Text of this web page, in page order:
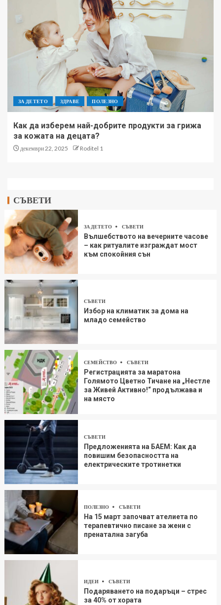
ЗА ДЕТЕТО ЗДРАВЕ ПОЛЕЗНО
Как да изберем най-добрите продукти за грижа
за кожата на децата?
декември 22, 2025 Roditel 1
СЪВЕТИ
ЗА ДЕТЕТО СЪВЕТИ
Вълшебството на вечерните часове
– как ритуалите изграждат мост
към спокойния сън
СЪВЕТИ
Избор на климатик за дома на
младо семейство
СЕМЕЙСТВО СЪВЕТИ
Регистрацията за маратона
Голямото Цветно Тичане на „Нестле
за Живей Aктивно!“ продължава и
на място
СЪВЕТИ
Предложенията на БАЕМ: Как да
повишим безопасността на
електрическите тротинетки
ПОЛЕЗНО СЪВЕТИ
На 15 март започват ателиета по
терапевтично писане за жени с
пренатална загуба
ИДЕИ СЪВЕТИ
Подаряването на подаръци – стрес
за 40% от хората